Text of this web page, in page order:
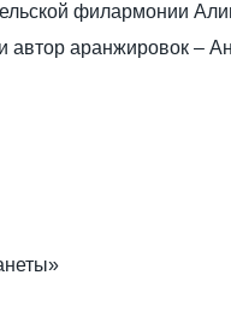
филармонии
автор аранжировок –